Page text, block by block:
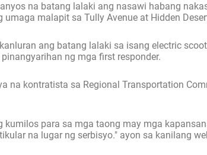
na batang lalaki ang nasawi habang
malapit sa Tully Avenue at Hidden
ang batang lalaki sa isang electric
ng mga first responder.
na kontratista sa Regional Transportation
kumilos para sa mga taong may mga
na lugar ng serbisyo." ayon sa kanilang